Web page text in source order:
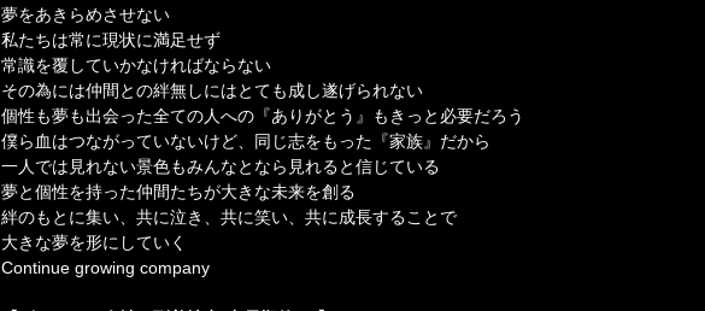
夢をあきらめさせない
私たちは常に現状に満足せず
常識を覆していかなければならない
その為には仲間との絆無しにはとても成し遂げられない
個性も夢も出会った全ての人への『ありがとう』もきっと必要だろう
僕ら血はつながっていないけど、同じ志をもった『家族』だから
一人では見れない景色もみんなとなら見れると信じている
夢と個性を持った仲間たちが大きな未来を創る
絆のもとに集い、共に泣き、共に笑い、共に成長することで
大きな夢を形にしていく
Continue growing company